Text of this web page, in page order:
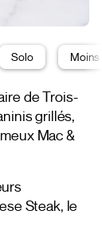
Solo
de Trois-
grillés,
Mac &
Steak, le